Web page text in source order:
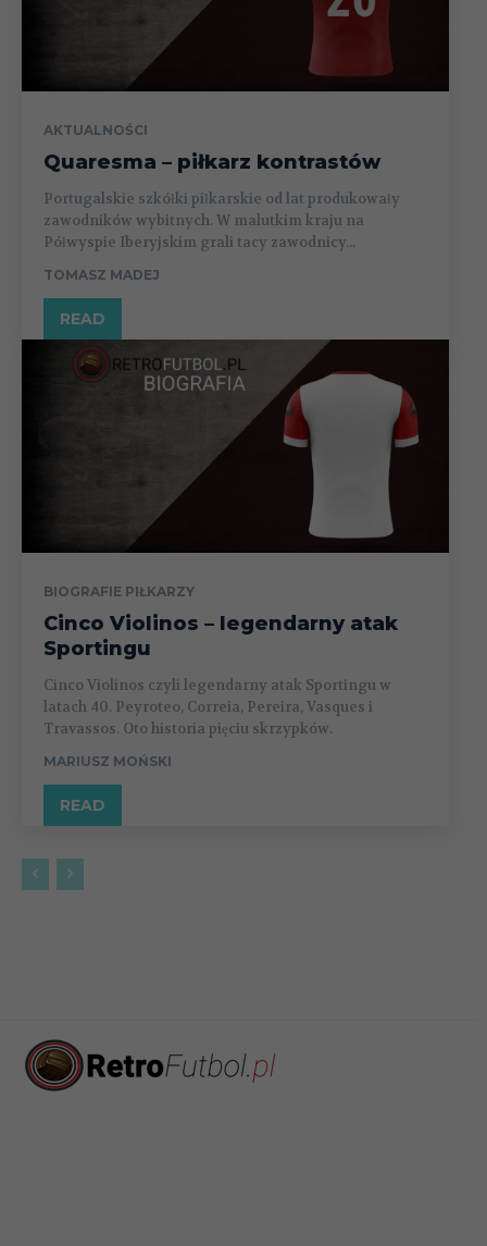
AKTUALNOŚCI
Quaresma – piłkarz kontrastów
Portugalskie szkółki piłkarskie od lat produkowały
zawodników wybitnych. W malutkim kraju na
Półwyspie Iberyjskim grali tacy zawodnicy...
TOMASZ MADEJ
READ
BIOGRAFIE PIŁKARZY
Cinco Violinos – legendarny atak
Sportingu
Cinco Violinos czyli legendarny atak Sportingu w
latach 40. Peyroteo, Correia, Pereira, Vasques i
Travassos. Oto historia pięciu skrzypków.
MARIUSZ MOŃSKI
READ